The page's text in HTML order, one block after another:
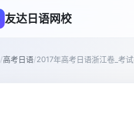
友达日语网校
/高考日语/2017年高考日语浙江卷_考